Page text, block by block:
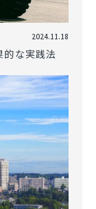
2024.11.18
な実践法